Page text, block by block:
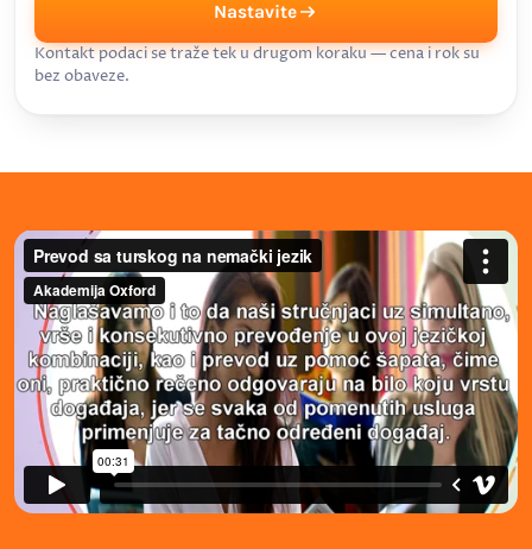
Nastavite
Kontakt podaci se traže tek u drugom koraku — cena i rok su
bez obaveze.